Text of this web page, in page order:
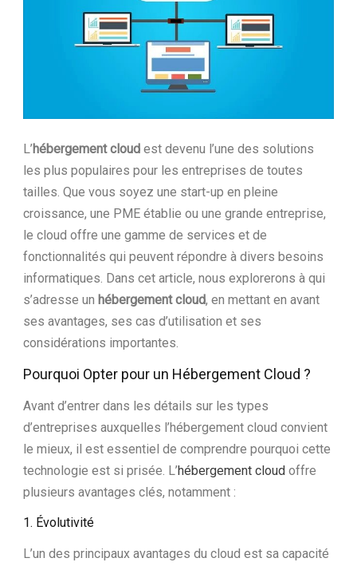
L’hébergement cloud est devenu l’une des solutions
les plus populaires pour les entreprises de toutes
tailles. Que vous soyez une start-up en pleine
croissance, une PME établie ou une grande entreprise,
le cloud offre une gamme de services et de
fonctionnalités qui peuvent répondre à divers besoins
informatiques. Dans cet article, nous explorerons à qui
s’adresse un hébergement cloud, en mettant en avant
ses avantages, ses cas d’utilisation et ses
considérations importantes.
Pourquoi Opter pour un Hébergement Cloud ?
Avant d’entrer dans les détails sur les types
d’entreprises auxquelles l’hébergement cloud convient
le mieux, il est essentiel de comprendre pourquoi cette
technologie est si prisée. L’hébergement cloud offre
plusieurs avantages clés, notamment :
1. Évolutivité
L’un des principaux avantages du cloud est sa capacité